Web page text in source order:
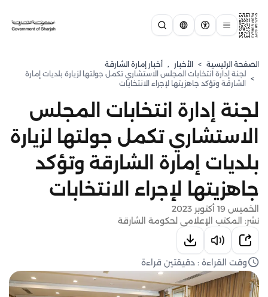
الصفحة الرئيسية > الأخبار , أخبار إمارة الشارقة
>
لجنة إدارة انتخابات المجلس الاستشاري تكمل جولتها لزيارة بلديات إمارة
الشارقة وتؤكد جاهزيتها لإجراء الانتخابات
لجنة إدارة انتخابات المجلس
الاستشاري تكمل جولتها لزيارة
بلديات إمارة الشارقة وتؤكد
جاهزيتها لإجراء الانتخابات
الخميس 19 أكتوبر 2023
نشر: المكتب الإعلامي لحكومة الشارقة
وقت القراءة : دقيقتين قراءة